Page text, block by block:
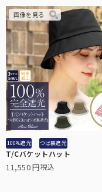
100%遮光 つば裏遮光
T/Cバケットハット
11,550 税込